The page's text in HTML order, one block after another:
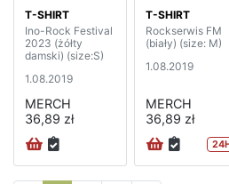
T-SHIRT
Ino-Rock Festival
2023 (żółty
damski) (size:S)
1.08.2019
MERCH
36,89 zł
T-SHIRT
Rockserwis FM
(biały) (size: M)
1.08.2019
MERCH
36,89 zł